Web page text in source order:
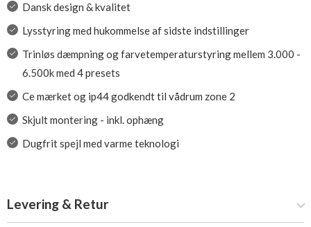
Dansk design & kvalitet
Lysstyring med hukommelse af sidste indstillinger
Trinløs dæmpning og farvetemperaturstyring mellem 3.000 -
6.500k med 4 presets
Ce mærket og ip44 godkendt til vådrum zone 2
Skjult montering - inkl. ophæng
Dugfrit spejl med varme teknologi
Levering & Retur